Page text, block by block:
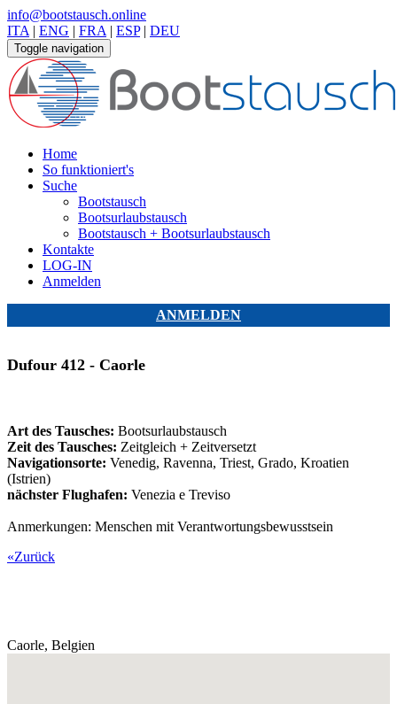
info@bootstausch.online
ITA | ENG | FRA | ESP| DEU
Toggle navigation
Home
So funktioniert's
Suche
Bootstausch
Bootsurlaubstausch
Bootstausch + Bootsurlaubstausch
Kontakte
LOG-IN
Anmelden
ANMELDEN
Dufour 412 - Caorle
Art des Tausches: Bootsurlaubstausch
Zeit des Tausches: Zeitgleich + Zeitversetzt
Navigationsorte: Venedig, Ravenna, Triest, Grado, Kroatien
(Istrien)
nächster Flughafen: Venezia e Treviso
Anmerkungen: Menschen mit Verantwortungsbewusstsein
«Zurück
Caorle, Belgien